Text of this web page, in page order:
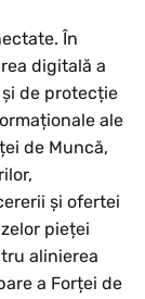
În
digitală a
de protecție
ale
de Muncă,
și ofertei
pieței
alinierea
a Forței de